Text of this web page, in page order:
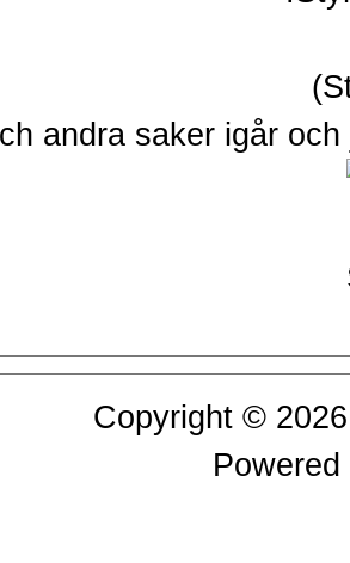
andra saker igår
Copyright ©